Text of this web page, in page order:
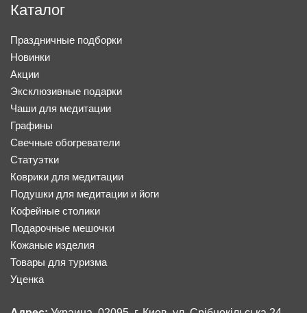
Каталог
Праздничные подборки
Новинки
Акции
Эксклюзивные подарки
Чаши для медитации
Графины
Свечные обогреватели
Статуэтки
Коврики для медитации
Подушки для медитации и йоги
Кофейные столики
Подарочные мешочки
Кожаные изделия
Товары для туризма
Уценка